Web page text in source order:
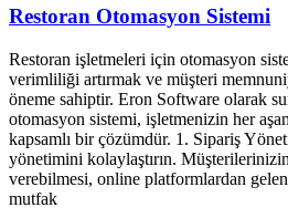
Restoran Otomasyon Sistemi
Restoran işletmeleri için otomasyon
verimliliği artırmak ve müşteri
öneme sahiptir. Eron Software olarak
otomasyon sistemi, işletmenizin her
kapsamlı bir çözümdür. 1. Sipariş
yönetimini kolaylaştırın.
verebilmesi, online platformlardan
mutfak